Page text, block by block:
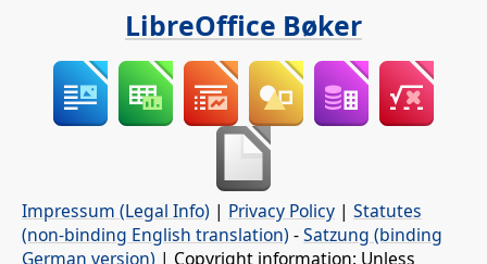
LibreOffice Bøker
Impressum (Legal Info) | Privacy Policy | Statutes
(non-binding English translation) -Satzung (binding
German version) | Copyright information: Unless